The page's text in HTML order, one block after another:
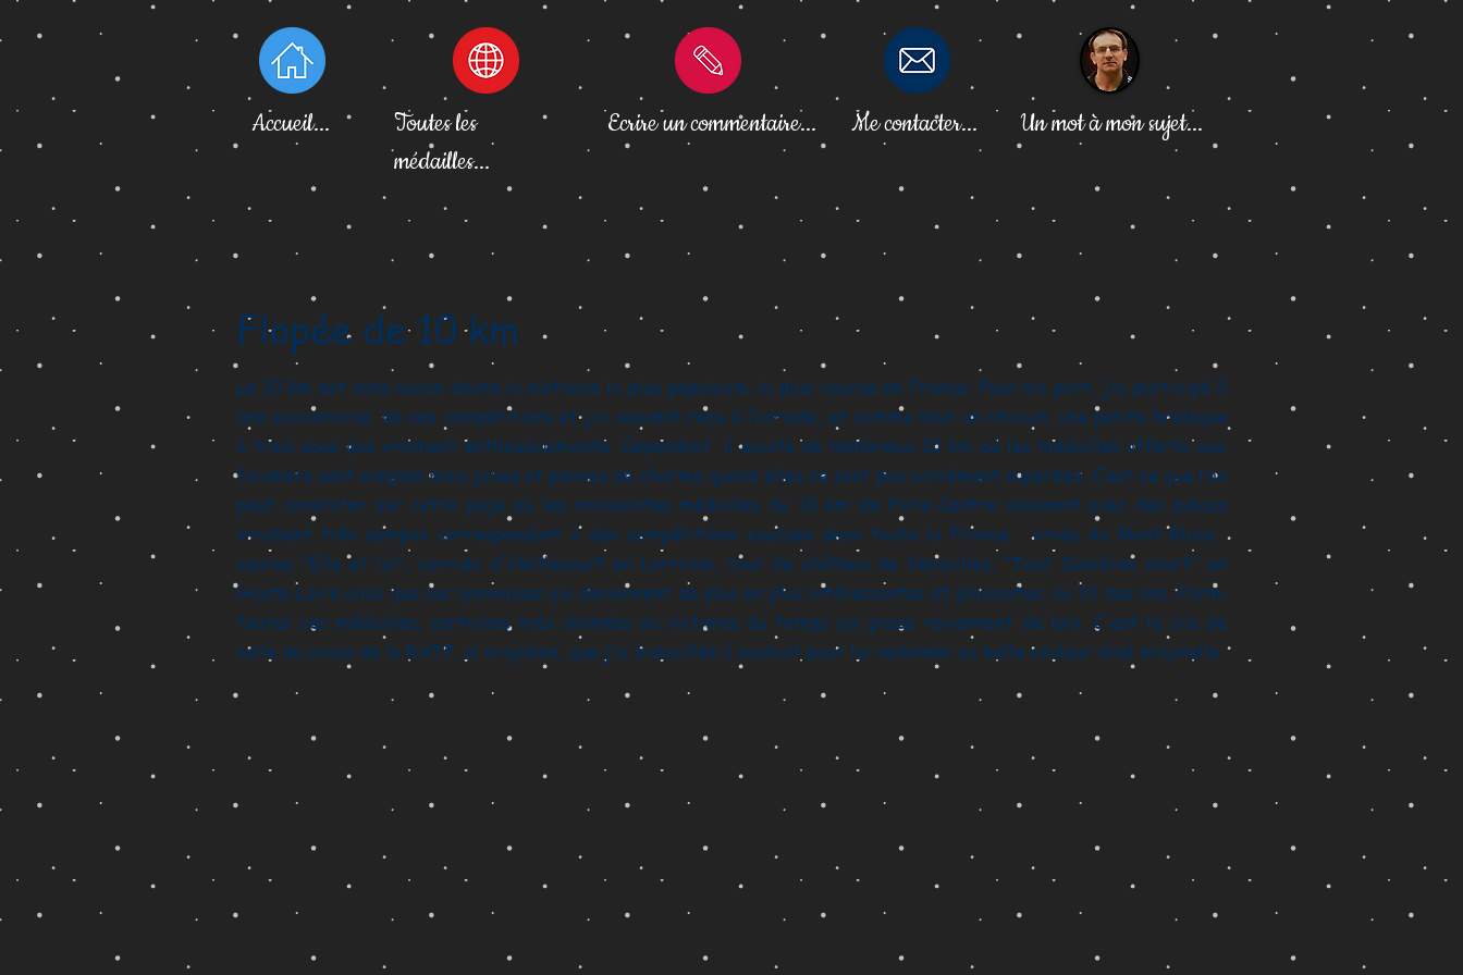
Accueil...
Toutes les
médailles...
Ecrire un commentaire... Me contacter... Un mot à mon sujet...
Flopée de 10 km
Le 10 km est sans aucun doute la distance la plus populaire, la plus courue en France. Pour ma part, j’ai participé à
une soixantaine de ces compétitions et j’ai souvent reçu à l’arrivée, et comme tout un chacun, une petite breloque
à trois sous pas vraiment enthousiasmante. Cependant, il existe de nombreux 10 km où les médailles offerts aux
finishers sont simples mais jolies et pleines de charme quand elles ne sont pas carrément superbes. C’est ce que l’on
peut constater sur cette page où les ravissantes médailles du 10 km de Paris-Centre voisinent avec des pièces
vraiment très sympas correspondant à des compétitions courues dans toute la France : cross du Mont-Blanc,
course "Elle et lui", corrida d'Heillecourt en Lorraine, tour de château de Versailles, "Tout Dunières court" en
Haute-Loire ainsi que les lyonnaises qui deviennent de plus en plus intéressantes et plaisantes, au fil des ans. Parmi
toutes ces médailles, certaines très abimées ou victimes du temps qui passe reviennent de loin. C'est le cas de
celle du cross de la RATP, si originale, que j’ai bidouillée à souhait pour lui redonner sa belle couleur miel originelle.
10 km de Paris-Centre 2013Run at Work (Paris) 2017 Run in Lyon 2019 Run in Lyon 2018 Run in Lyon 2016